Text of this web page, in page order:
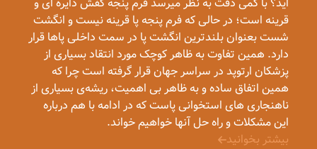
قرینه است؛ در حالی که فرم پنجه پا قرینه نیست و انگشت
شست بعنوان بلندترین انگشت پا در سمت داخلی پاها قرار
دارد. همین تفاوت به ظاهر کوچک مورد انتقاد بسیاری از
پزشکان ارتوپد در سراسر جهان قرار گرفته است چرا که
همین اتفاق ساده و به ظاهر بی اهمیت، ریشه‌ی بسیاری از
ناهنجاری های استخوانی پاست که در ادامه با هم درباره
این مشکلات و راه حل آنها خواهیم خواند.
بیشتر بخوانید